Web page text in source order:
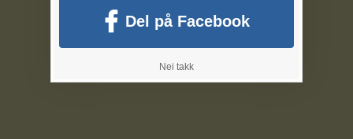
Del på Facebook
Nei takk